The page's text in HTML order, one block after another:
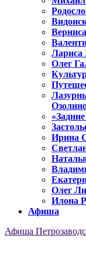
Лариса
Олег
Ирина
Олег
Илона
Афиша
Афиша